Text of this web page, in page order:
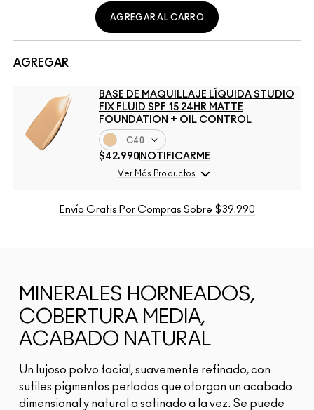
AGREGAR
BASE DE MAQUILLAJE LÍQUIDA STUDIO
FIX FLUID SPF 15 24HR MATTE
FOUNDATION + OIL CONTROL
C40
$42.990 NOTIFICARME
Ver Más Productos
AGREGAR AL CARRO
Envío Gratis Por Compras Sobre $39.990
MINERALES HORNEADOS,
COBERTURA MEDIA,
ACABADO NATURAL
Un lujoso polvo facial, suavemente refinado, con
sutiles pigmentos perlados que otorgan un acabado
dimensional y natural a satinado a la vez. Se puede